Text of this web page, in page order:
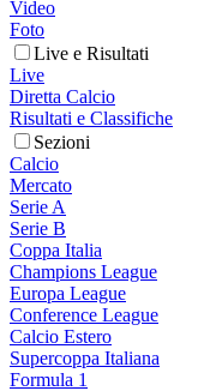
Video
Foto
Live e Risultati
Live
Diretta Calcio
Risultati e Classifiche
Sezioni
Calcio
Mercato
Serie A
Serie B
Coppa Italia
Champions League
Europa League
Conference League
Calcio Estero
Supercoppa Italiana
Formula 1